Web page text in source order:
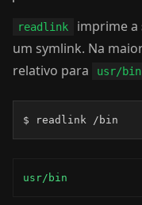
readlink imprime a
um symlink. Na
relativo para
usr/bin
$ readlink /bin
usr/bin